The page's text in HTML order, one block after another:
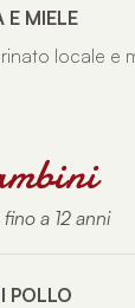
MIELE
locale e
a 12 anni
POLLO